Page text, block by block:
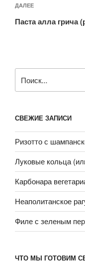
Следующая
запись
ДАЛЕЕ
Паста алла грича
СВЕЖИЕ ЗАПИСИ
Ризотто с
Луковые кольца
Карбонара
Неаполитанское
Филе с зеленым
ЧТО МЫ ГОТОВИМ